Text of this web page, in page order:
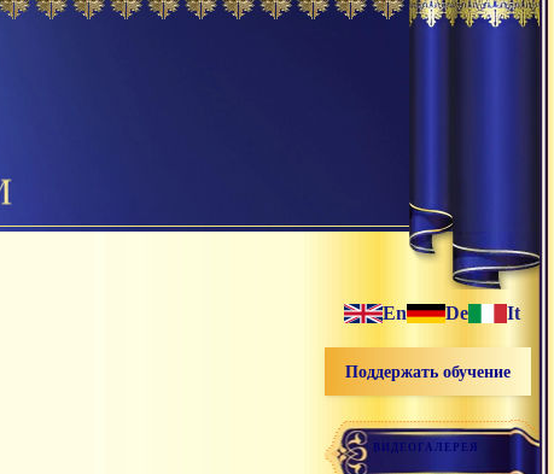
En De It
Поддержать обучение
ВИДЕОГАЛЕРЕЯ